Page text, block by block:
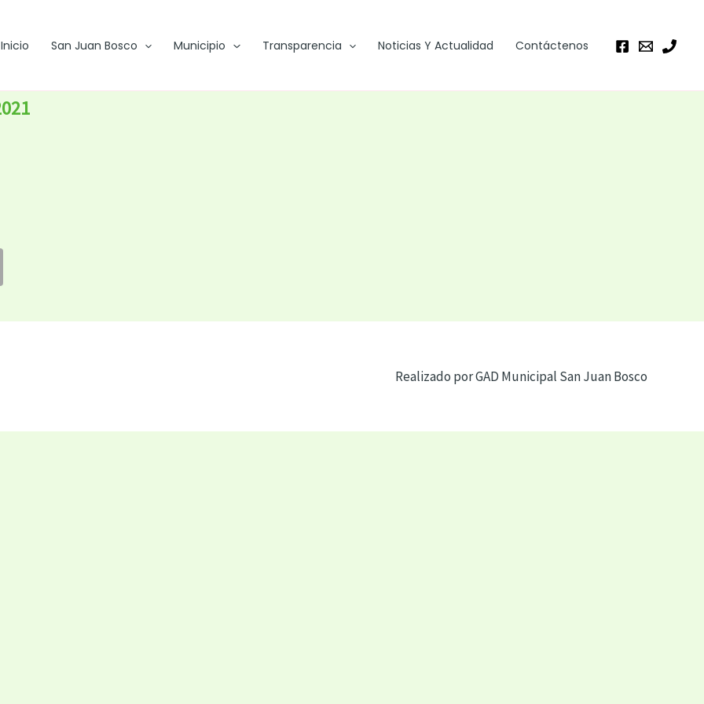
Inicio San Juan Bosco Municipio Transparencia Noticias Y Actualidad Contáctenos
Realizado por GAD Municipal San Juan Bosco